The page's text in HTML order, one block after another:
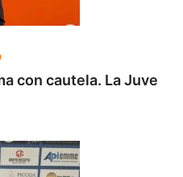
con cautela. La Juve